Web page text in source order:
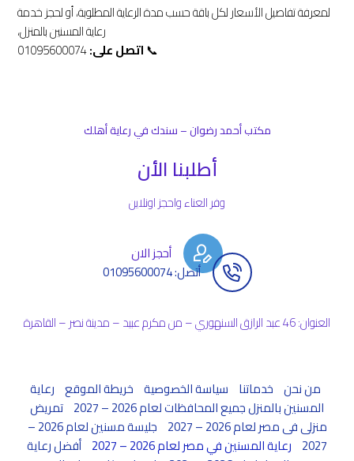
لمعرفة تفاصيل الأسعار لكل باقة حسب مدة الرعاية المطلوبة، أو لحجز خدمة
رعاية المسنين بالمنزل،
📞اتصل على:
مكتب أحمد رضوان – سندك في رعاية أهلك
أطلبنا الأن
وفر العناء واحجز اونلاين
أحجز الان
أتصل: 01095600074
العنوان: 46 عبد الرازق السنهوري – من مكرم عبيد – مدينة نصر – القاهرة
من نحن خدماتنا سياسة الخصوصية خريطة الموقع رعاية
المسنين بالمنزل جميع المحافظات لعام 2026 – 2027
تمريض
منزلى فى مصر لعام 2026 – 2027
جليسة مسنين لعام 2026 –
2027 رعاية المسنين في مصر لعام 2026 – 2027
أفضل رعاية